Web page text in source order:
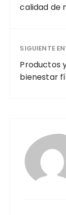
calidad de
SIGUIENTE
Productos
bienestar